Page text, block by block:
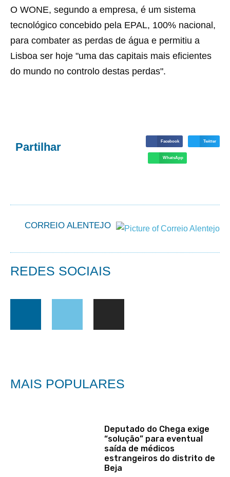
O WONE, segundo a empresa, é um sistema
tecnológico concebido pela EPAL, 100% nacional,
para combater as perdas de água e permitiu a
Lisboa ser hoje "uma das capitais mais eficientes
do mundo no controlo destas perdas".
Partilhar Facebook Twitter
WhatsApp
CORREIO ALENTEJO
REDES SOCIAIS
MAIS POPULARES
Deputado do Chega exige
“solução” para eventual
saída de médicos
estrangeiros do distrito de
Beja